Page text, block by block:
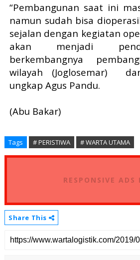
“Pembangunan saat ini
namun sudah bisa
sejalan dengan kegiatan
akan menjadi
berkembangnya
wilayah (Joglosemar)
ungkap Agus Pandu.
(Abu Bakar)
Tags # PERISTIWA # WARTA UTAMA
RESPONSIVE ADS
Share This